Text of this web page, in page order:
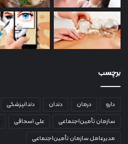
برچسب
دارو درمان دندان دندانپزشکی
سازمان تأمین‌اجتماعی
علی اسحاقی
مدیرعامل سازمان تأمین‌اجتماعی